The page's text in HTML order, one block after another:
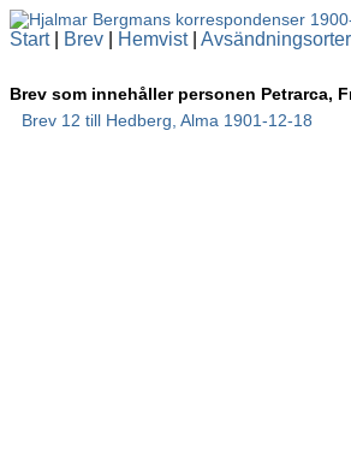
Start| Brev Hemvist| Avsändningsorter
Brev som innehåller personen Petrarca,
Brev 12 till Hedberg, Alma 1901-12-18